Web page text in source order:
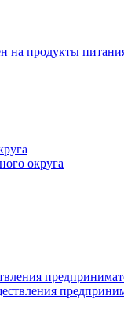
на продукты
округа